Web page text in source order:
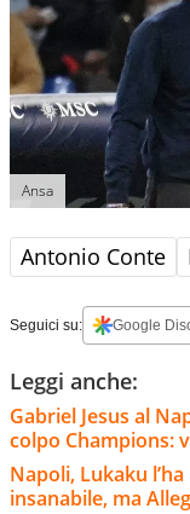
Ansa
Antonio Conte
Seguici su: Google
Leggi anche:
Gabriel Jesus al
colpo Champions:
Napoli, Lukaku
insanabile, ma